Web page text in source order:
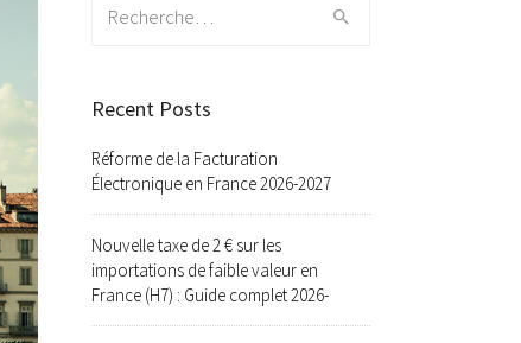
Recent Posts
Réforme de la Facturation
Électronique en France 2026-2027
Nouvelle taxe de 2 € sur les
importations de faible valeur en
France (H7) : Guide complet 2026-